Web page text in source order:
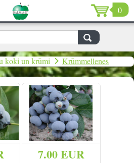
0
koki un krūmi Krūmmellenes
7.00 EUR
gads (96)